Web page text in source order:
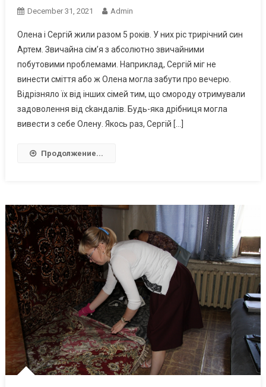
December 31, 2021 Admin
Олена і Сергій жили разом 5 років. У них ріс трирічний син
Артем. Звичайна сім’я з абсолютно звичайними
побутовими nроблемами. Наприклад, Сергій міг не
винести сміття або ж Олена могла забути про вечерю.
Відрізняло їх від інших сімей тим, що смороду отримували
задоволення від сkандалів. Будь-яка дрібниця могла
вивести з себе Олену. Якось раз, Сергій […]
Продолжение...